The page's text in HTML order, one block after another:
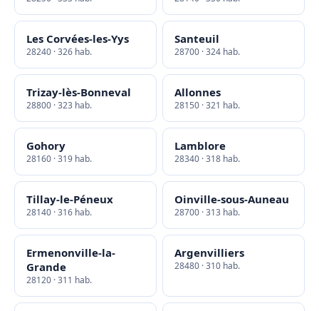
Les Corvées-les-Yys
28240 · 326 hab.
Santeuil
28700 · 324 hab.
Trizay-lès-Bonneval
28800 · 323 hab.
Allonnes
28150 · 321 hab.
Gohory
28160 · 319 hab.
Lamblore
28340 · 318 hab.
Tillay-le-Péneux
28140 · 316 hab.
Oinville-sous-Auneau
28700 · 313 hab.
Ermenonville-la-
Grande
28120 · 311 hab.
Argenvilliers
28480 · 310 hab.